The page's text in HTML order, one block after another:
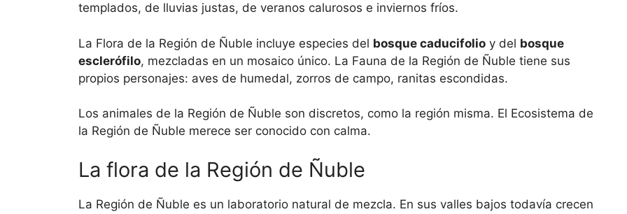
templados, de lluvias justas, de veranos calurosos e inviernos fríos.
La Flora de la Región de Ñuble incluye especies del bosque caducifolio y del bosque
esclerófilo, mezcladas en un mosaico único. La Fauna de la Región de Ñuble tiene sus
propios personajes: aves de humedal, zorros de campo, ranitas escondidas.
Los animales de la Región de Ñuble son discretos, como la región misma. El Ecosistema de
la Región de Ñuble merece ser conocido con calma.
La flora de la Región de Ñuble
La Región de Ñuble es un laboratorio natural de mezcla. En sus valles bajos todavía crecen